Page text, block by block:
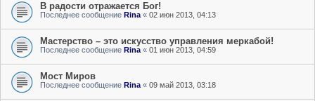
В радости отражается Бог!
Последнее сообщение Rina « 02 июн 2013, 04:13
Мастерство – это искусство управления меркабой!
Последнее сообщение Rina « 01 июн 2013, 04:59
Мост Миров
Последнее сообщение Rina « 09 май 2013, 03:18